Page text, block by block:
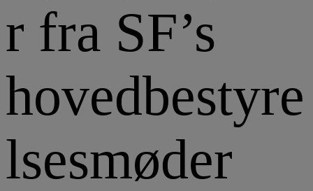
r fra SF’s
hovedbestyre
lsesmøder